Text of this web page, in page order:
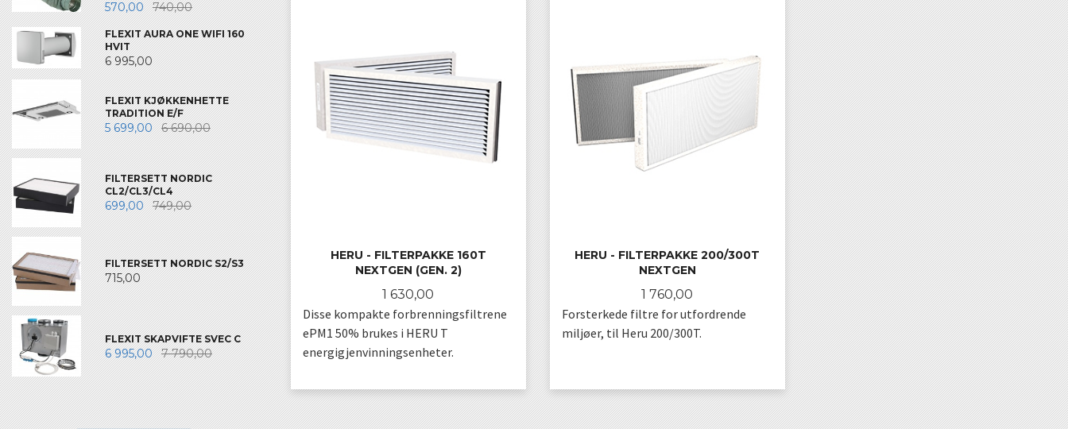
HERU - FILTERPAKKE 160T
NEXTGEN (GEN. 2)
Pris
1 630,00
KJØP
Disse kompakte forbrenningsfiltrene
ePM1 50% brukes i HERU T
energigjenvinningsenheter.
HERU - FILTERPAKKE 200/300T
NEXTGEN
Pris
1 760,00
KJØP
Forsterkede filtre for utfordrende
miljøer, til Heru 200/300T.
570,00 740,00
FLEXIT AURA ONE WIFI 160
HVIT
6 995,00
FLEXIT KJØKKENHETTE
TRADITION E/F
5 699,00 6 690,00
FILTERSETT NORDIC
CL2/CL3/CL4
699,00 749,00
FILTERSETT NORDIC S2/S3
715,00
FLEXIT SKAPVIFTE SVEC C
6 995,00 7 790,00